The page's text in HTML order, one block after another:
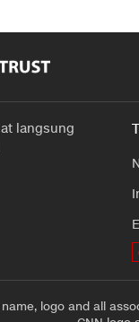
langsung
logo and all